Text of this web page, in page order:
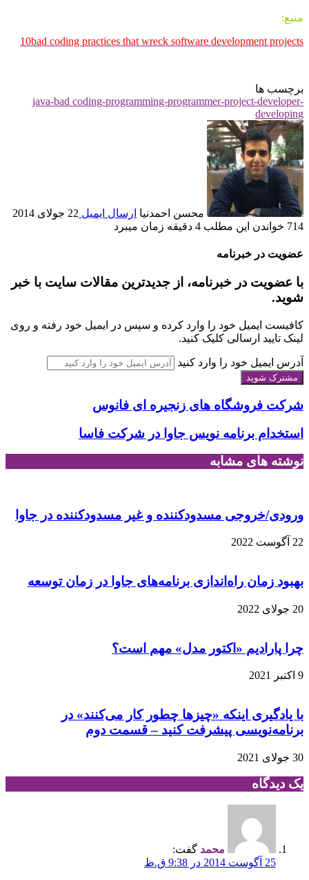
منبع:
10bad coding practices that wreck software development projects
برچسب ها
java-bad coding-programming-programmer-project-developer-
developing
محسن احمدنیا ارسال ایمیل 22 جولای 2014
714 خواندن این مطلب 4 دقیقه زمان می‎برد
عضویت در خبرنامه
با عضویت در خبرنامه، از جدیدترین مقالات سایت با خبر
شوید.
کافیست ایمیل خود را وارد کرده و سپس در ایمیل خود رفته و روی
لینک تایید ارسالی کلیک کنید.
آدرس ایمیل خود را وارد کنید
شرکت فروشگاه های زنجیره ای فانوس
استخدام برنامه نویس جاوا در شرکت فاسا
نوشته های مشابه
ورودی/خروجی مسدودکننده و غیر مسدودکننده در جاوا
22 آگوست 2022
بهبود زمان راه‌اندازی برنامه‌های جاوا در زمان توسعه
20 جولای 2022
چرا پارادیم «اکتور مدل» مهم است؟
9 اکتبر 2021
با یادگیری اینکه «چیزها چطور کار می‌کنند» در
برنامه‌نویسی پیشرفت کنید – قسمت دوم
30 جولای 2021
یک دیدگاه
محمد گفت:
25 آگوست 2014 در 9:38 ق.ظ